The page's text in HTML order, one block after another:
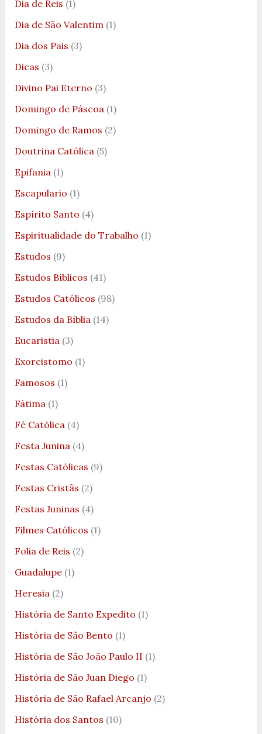
Dia de Reis (1)
Dia de São Valentim(1)
Dia dos Pais (3)
Dicas (3)
Divino Pai Eterno (3)
Domingo de Páscoa(1)
Domingo de Ramos (2)
Doutrina Católica(5)
Epifania(1)
Escapulario (1)
Espírito Santo (4)
Espiritualidade do Trabalho (1)
Estudos (9)
Estudos Bíblicos (41)
Estudos Católicos (98)
Estudos da Bíblia(14)
Eucaristia(3)
Exorcistomo (1)
Famosos (1)
Fátima(1)
Fé Católica(4)
Festa Junina(4)
Festas Católicas (9)
Festas Cristãs (2)
Festas Juninas (4)
Filmes Católicos (1)
Folia de Reis (2)
Guadalupe(1)
Heresia(2)
História de Santo Expedito (1)
História de São Bento (1)
História de São João Paulo II (1)
História de São Juan Diego (1)
História de São Rafael Arcanjo (2)
História dos Santos (10)